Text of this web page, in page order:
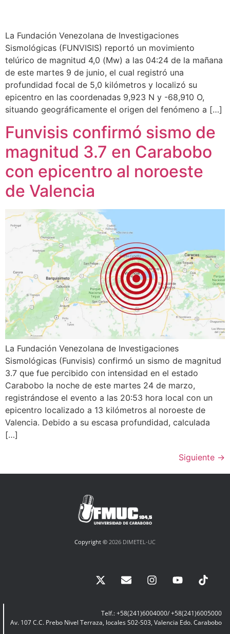
La Fundación Venezolana de Investigaciones
Sismológicas (FUNVISIS) reportó un movimiento
telúrico de magnitud 4,0 (Mw) a las 04:24 de la mañana
de este martes 9 de junio, el cual registró una
profundidad focal de 5,0 kilómetros y localizó su
epicentro en las coordenadas 9,923 N y -68,910 O,
situando geográficamente el origen del fenómeno a […]
Funvisis confirmó sismo de
magnitud 3.7 en Carabobo
con epicentro al noroeste
de Valencia
La Fundación Venezolana de Investigaciones
Sismológicas (Funvisis) confirmó un sismo de magnitud
3.7 que fue percibido con intensidad en el estado
Carabobo la noche de este martes 24 de marzo,
registrándose el evento a las 20:53 hora local con un
epicentro localizado a 13 kilómetros al noroeste de
Valencia. Debido a su escasa profundidad, calculada
[…]
Siguiente →
Copyright © 2026 DIMETEL-UC
Telf.: +58(241)6004000/ +58(241)6005000
Av. 107 C.C. Prebo Nivel Terraza, locales S02-S03, Valencia Edo. Carabobo